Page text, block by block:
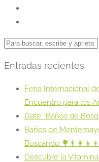
Entradas recientes
Feria Internacional
Encuentro para los
Date “Baños de
Baños de
Buscando 🌳👨‍👩‍👧‍👦
Descubre la